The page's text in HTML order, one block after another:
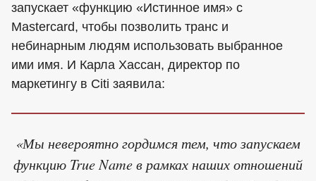
запускает «функцию «Истинное имя» с
Mastercard, чтобы позволить транс и
небинарным людям использовать выбранное
ими имя. И Карла Хассан, директор по
маркетингу в Citi заявила:
«Мы невероятно гордимся тем, что запускаем
функцию True Name в рамках наших отношений